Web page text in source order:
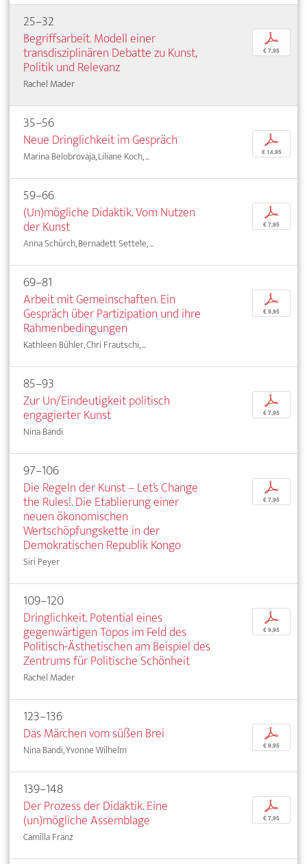
25–32
Begriffsarbeit. Modell einer
transdisziplinären Debatte zu Kunst,
Politik und Relevanz
Rachel Mader
p
€ 7,95
35–56
Neue Dringlichkeit im Gespräch
Marina Belobrovaja, Liliane Koch, ...
p
€ 14,95
59–66
(Un)mögliche Didaktik. Vom Nutzen
der Kunst
Anna Schürch, Bernadett Settele, ...
p
€ 7,95
69–81
Arbeit mit Gemeinschaften. Ein
Gespräch über Partizipation und ihre
Rahmenbedingungen
Kathleen Bühler, Chri Frautschi, ...
p
€ 9,95
85–93
Zur Un/Eindeutigkeit politisch
engagierter Kunst
Nina Bandi
p
€ 7,95
97–106
Die Regeln der Kunst – Let’s Change
the Rules!. Die Etablierung einer
neuen ökonomischen
Wertschöpfungskette in der
Demokratischen Republik Kongo
Siri Peyer
p
€ 7,95
109–120
Dringlichkeit. Potential eines
gegenwärtigen Topos im Feld des
Politisch-Ästhetischen am Beispiel des
Zentrums für Politische Schönheit
Rachel Mader
p
€ 9,95
123–136
Das Märchen vom süßen Brei
Nina Bandi, Yvonne Wilhelm
p
€ 9,95
139–148
Der Prozess der Didaktik. Eine
(un)mögliche Assemblage
Camilla Franz
p
€ 7,95